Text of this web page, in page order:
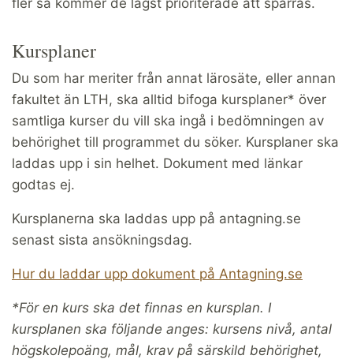
Kursplaner
Du som har meriter från annat lärosäte, eller annan
fakultet än LTH, ska alltid bifoga kursplaner* över
samtliga kurser du vill ska ingå i bedömningen av
behörighet till programmet du söker. Kursplaner ska
laddas upp i sin helhet. Dokument med länkar
godtas ej.
Kursplanerna ska laddas upp på antagning.se
senast sista ansökningsdag.
Hur du laddar upp dokument på Antagning.se
*För en kurs ska det finnas en kursplan. I
kursplanen ska följande anges: kursens nivå, antal
högskolepoäng, mål, krav på särskild behörighet,